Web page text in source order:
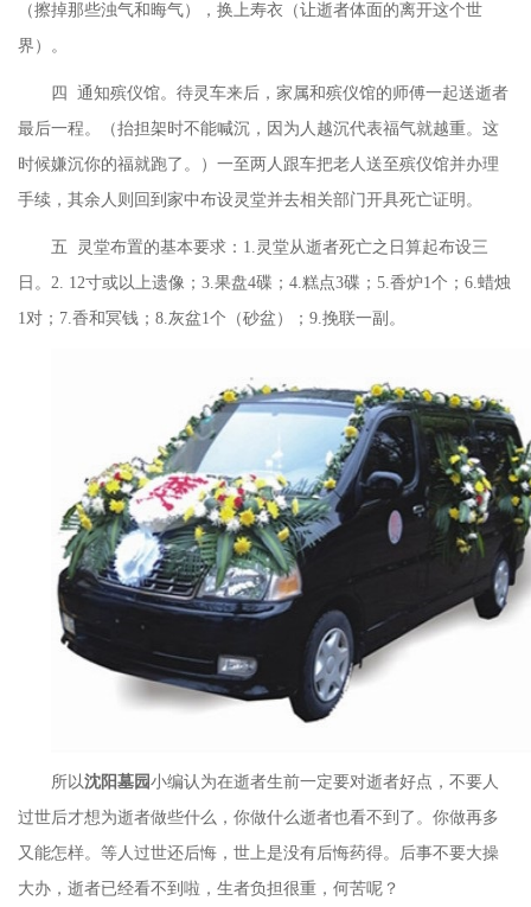
（擦掉那些浊气和晦气），换上寿衣（让逝者体面的离开这个世
界）。
四
通知殡仪馆。待灵车来后，家属和殡仪馆的师傅一起送逝者
最后一程。（抬担架时不能喊沉，因为人越沉代表福气就越重。这
时候嫌沉你的福就跑了。）一至两人跟车把老人送至殡仪馆并办理
手续，其余人则回到家中布设灵堂并去相关部门开具死亡证明。
五 灵堂布置的基本要求： 1. 灵堂从逝者死亡之日算起布设三
日。 2. 12寸或以上遗像； 3.果盘4碟； 4.糕点3碟； 5.香炉1个； 6.蜡烛
1对； 7.香和冥钱； 8.灰盆1个（砂盆）； 9.挽联一副。
所以沈阳墓园小编认为在逝者生前一定要对逝者好点，不要人
过世后才想为逝者做些什么，你做什么逝者也看不到了。你做再多
又能怎样。等人过世还后悔，世上是没有后悔药得。后事不要大操
大办，逝者已经看不到啦，生者负担很重，何苦呢？